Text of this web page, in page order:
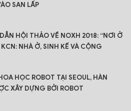
SAN LẤP
HỘI THẢO VỀ NOXH 2018: “NƠI Ở
NHÀ Ở, SINH KẾ VÀ CỘNG
HỌC ROBOT TẠI SEOUL, HÀN
XÂY DỰNG BỞI ROBOT